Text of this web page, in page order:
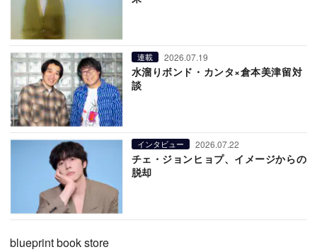
連載 2026.07.19
水溜りボンド・カンタ×倉本美津留対
談
インタビュー 2026.07.22
チェ・ジョンヒョプ、イメージからの
脱却
blueprint book store